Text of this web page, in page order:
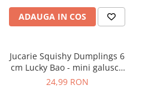
ADAUGA IN COS
Jucarie Squishy Dumplings 6
cm Lucky Bao - mini galusca
norocoasa
24,99 RON